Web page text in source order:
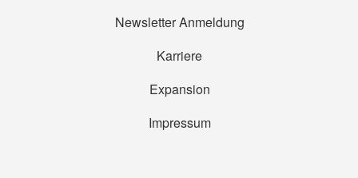
Newsletter Anmeldung
Karriere
Expansion
Impressum